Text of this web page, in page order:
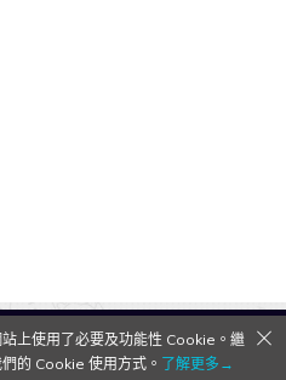
© 2026
上使用了必要及功能性 Cookie。繼
的 Cookie 使用方式。 了解更多→